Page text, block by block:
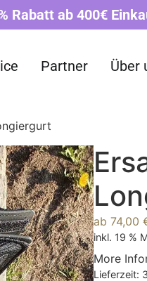
Rabatt ab 400€
Partner Über
ab 74,00
inkl. 19 %
More
Lieferzeit: